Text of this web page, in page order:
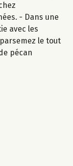
- Dans une
avec les
le tout
pécan